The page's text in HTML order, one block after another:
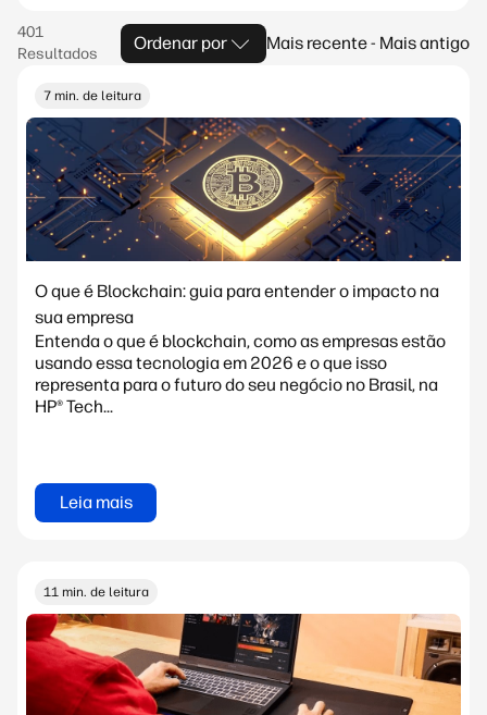
Ordenar por Mais recente - Mais antigo
7 min. de leitura
O que é Blockchain: guia para entender o impacto na
sua empresa
Entenda o que é blockchain, como as empresas estão
usando essa tecnologia em 2026 e o que isso
representa para o futuro do seu negócio no Brasil, na
HP® Tech...
Leia mais
11 min. de leitura